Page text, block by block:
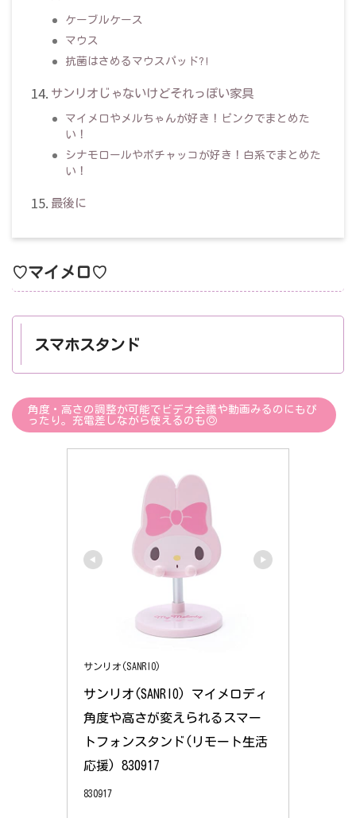
ケーブルケース
マウス
抗菌はさめるマウスパッド?!
サンリオじゃないけどそれっぽい家具
マイメロやメルちゃんが好き！ピンクでまとめた
い！
シナモロールやポチャッコが好き！白系でまとめた
い！
最後に
♡マイメロ♡
スマホスタンド
角度・高さの調整が可能でビデオ会議や動画みるのにもぴ
ったり。充電差しながら使えるのも◎
サンリオ(SANRIO)
サンリオ(SANRIO) マイメロディ
角度や高さが変えられるスマー
トフォンスタンド(リモート生活
応援) 830917
830917